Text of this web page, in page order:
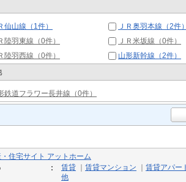
仙山線（1件）
ＪＲ奥羽本線（2件
陸羽東線（0件）
ＪＲ米坂線（0件）
陸羽西線（0件）
山形新幹線（2件）
鉄道フラワー長井線（0件）
住宅サイト アットホーム
賃貸 賃貸マンション
賃貸アパー
他